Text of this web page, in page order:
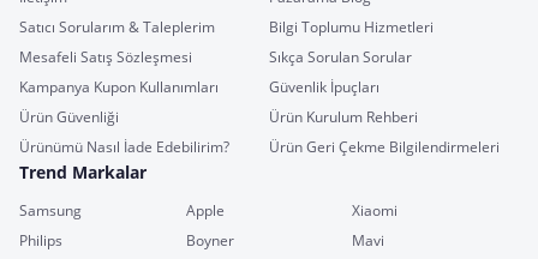
Satıcı Sorularım & Taleplerim
Bilgi Toplumu Hizmetleri
Mesafeli Satış Sözleşmesi
Sıkça Sorulan Sorular
Kampanya Kupon Kullanımları
Güvenlik İpuçları
Ürün Güvenliği
Ürün Kurulum Rehberi
Ürünümü Nasıl İade Edebilirim?
Ürün Geri Çekme Bilgilendirmeleri
Trend Markalar
Samsung Apple
Xiaomi
Philips
Boyner
Mavi